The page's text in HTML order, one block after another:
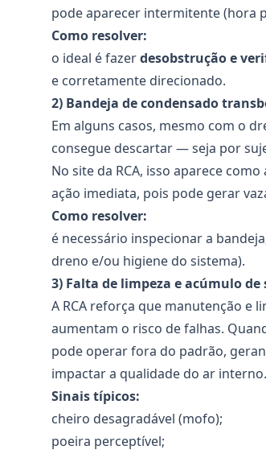
pode aparecer intermitente (hora
Como resolver:
o ideal é fazerdesobstrução e
e corretamente direcionado.
2) Bandeja de condensado
Em alguns casos, mesmo com o
consegue descartar — seja por
No site da RCA, isso aparece
ação imediata, pois pode gerar
Como resolver:
é necessário inspecionar a
dreno e/ou higiene do sistema).
3) Falta de limpeza e acúmulo de
A RCA reforça que manutenção e
aumentam o risco de falhas.
pode operar fora do padrão,
impactar a qualidade do ar interno.
Sinais típicos:
cheiro desagradável (mofo);
poeira perceptível;